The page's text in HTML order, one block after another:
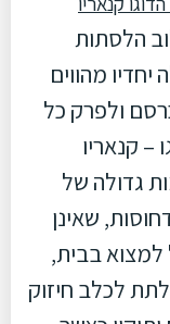
הלסתות
מהווים
ולפרק כל
קנאריו
גדולה של
שאינן
בבית,
לכלב חיזוק